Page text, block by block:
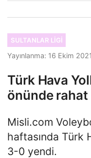
SULTANLAR LIGI
Yayınlanma: 16 Ekim
Türk Hava
önünde rahat
Misli.com
haftasında Türk
3-0 yendi.